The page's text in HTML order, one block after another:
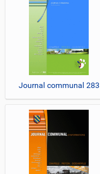
Journal communal 283